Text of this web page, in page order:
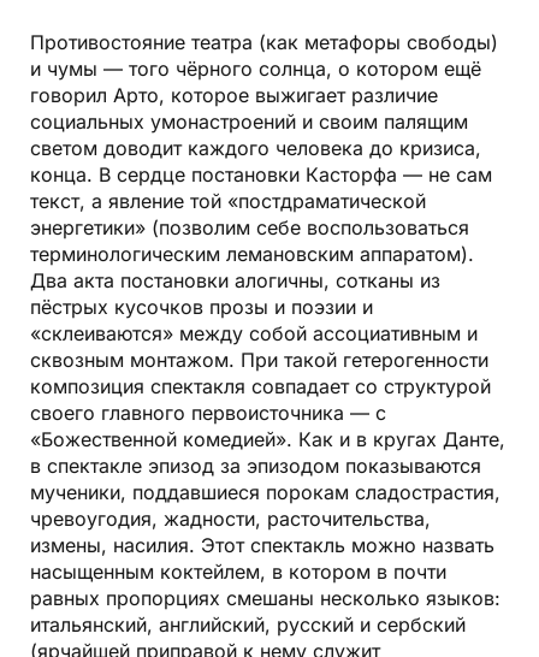
Противостояние театра (как метафоры свободы)
и чумы — того чёрного солнца, о котором ещё
говорил Арто, которое выжигает различие
социальных умонастроений и своим палящим
светом доводит каждого человека до кризиса,
конца. В сердце постановки Касторфа — не сам
текст, а явление той «постдраматической
энергетики» (позволим себе воспользоваться
терминологическим лемановским аппаратом).
Два акта постановки алогичны, сотканы из
пёстрых кусочков прозы и поэзии и
«склеиваются» между собой ассоциативным и
сквозным монтажом. При такой гетерогенности
композиция спектакля совпадает со структурой
своего главного первоисточника — с
«Божественной комедией». Как и в кругах Данте,
в спектакле эпизод за эпизодом показываются
мученики, поддавшиеся порокам сладострастия,
чревоугодия, жадности, расточительства,
измены, насилия. Этот спектакль можно назвать
насыщенным коктейлем, в котором в почти
равных пропорциях смешаны несколько языков:
итальянский, английский, русский и сербский
(ярчайшей приправой к нему служит